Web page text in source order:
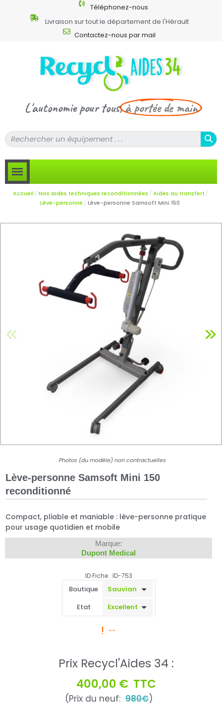
Téléphonez-nous
Livraison sur tout le département de l'Hérault
Contactez-nous par mail
L'autonomie pour tous,à portée de main
Accueil Nos aides techniques reconditionnées
Aides au transfert
Lève-personne
Lève-personne Samsoft Mini 150
Photos (du modèle) non contractuelles
Lève-personne Samsoft Mini 150
reconditionné
Compact, pliable et maniable : lève-personne pratique
pour usage quotidien et mobile
Marque:
Dupont Medical
ID Fiche : ID-753
Boutique
Etat
--
Prix Recycl'Aides 34 :
400,00 € TTC
(Prix du neuf:980€)